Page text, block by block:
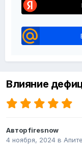
Влияние
Автор firesnow
4 ноября, 2024 в